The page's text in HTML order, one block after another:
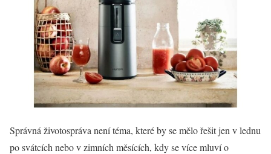
Správná životospráva není téma, které by se mělo řešit jen v lednu
po svátcích nebo v zimních měsících, kdy se více mluví o